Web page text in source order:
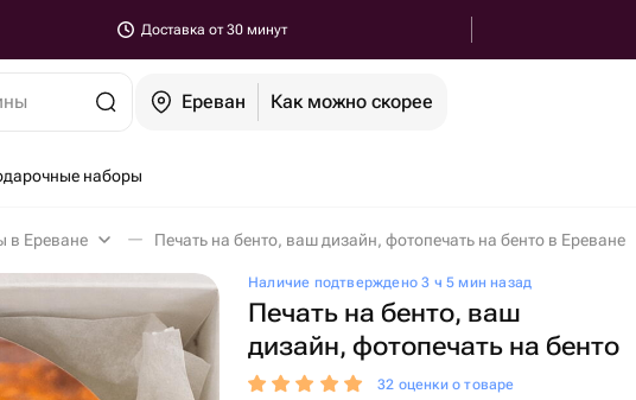
Доставка от 30 минут
Ереван Как можно скорее
наборы
в Ереване Печать на бенто, ваш дизайн, фотопечать на бенто в Ереване
Наличие подтверждено 3 ч 5 мин назад
Печать на бенто, ваш
дизайн, фотопечать на бенто
32 оценки о товаре